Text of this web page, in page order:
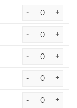
- +
- +
- +
- +
- +